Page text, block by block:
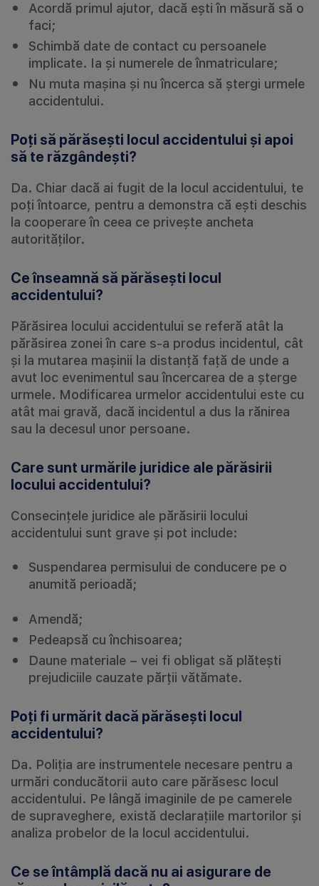
Acordă primul ajutor, dacă ești în măsură să o
faci;
Schimbă date de contact cu persoanele
implicate. Ia și numerele de înmatriculare;
Nu muta mașina și nu încerca să ștergi urmele
accidentului.
Poți să părăsești locul accidentului și apoi
să te răzgândești?
Da. Chiar dacă ai fugit de la locul accidentului, te
poți întoarce, pentru a demonstra că ești deschis
la cooperare în ceea ce privește ancheta
autorităților.
Ce înseamnă să părăsești locul
accidentului?
Părăsirea locului accidentului se referă atât la
părăsirea zonei în care s-a produs incidentul, cât
și la mutarea mașinii la distanță față de unde a
avut loc evenimentul sau încercarea de a șterge
urmele. Modificarea urmelor accidentului este cu
atât mai gravă, dacă incidentul a dus la rănirea
sau la decesul unor persoane.
Care sunt urmările juridice ale părăsirii
locului accidentului?
Consecințele juridice ale părăsirii locului
accidentului sunt grave și pot include:
Suspendarea permisului de conducere pe o
anumită perioadă;
Amendă;
Pedeapsă cu închisoarea;
Daune materiale – vei fi obligat să plătești
prejudiciile cauzate părții vătămate.
Poți fi urmărit dacă părăsești locul
accidentului?
Da. Poliția are instrumentele necesare pentru a
urmări conducătorii auto care părăsesc locul
accidentului. Pe lângă imaginile de pe camerele
de supraveghere, există declarațiile martorilor și
analiza probelor de la locul accidentului.
Ce se întâmplă dacă nu ai asigurare de